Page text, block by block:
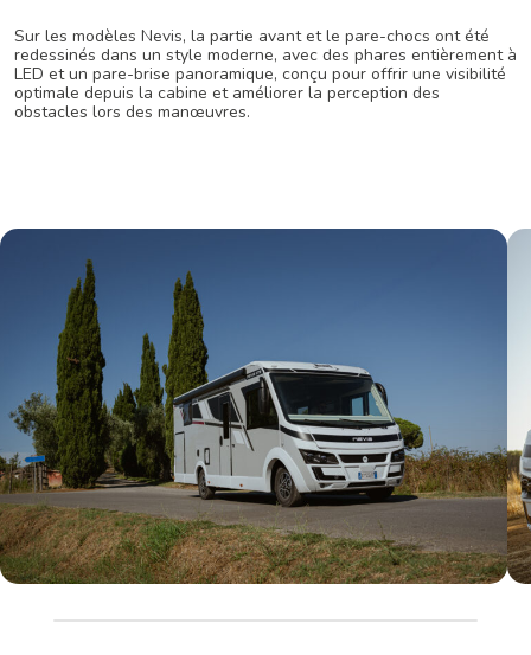
Sur les modèles Nevis, la partie avant et le pare-chocs ont été
redessinés dans un style moderne, avec des phares entièrement à
LED et un pare-brise panoramique, conçu pour offrir une visibilité
optimale depuis la cabine et améliorer la perception des
obstacles lors des manœuvres.